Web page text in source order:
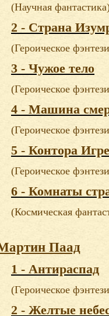
(Научная
2 - Страна
(Героическое
3 - Чужое тело
(Героическое
4 - Машина
(Героическое
5 - Контора
(Героическое
6 - Комнаты
(Космическая
Паад
1 - Антираспад
(Героическое
2 - Желтые